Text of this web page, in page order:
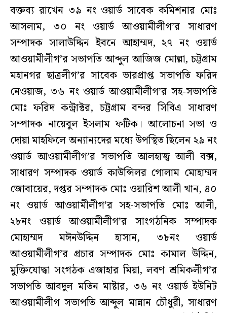
বক্তব্য রাখেন ৩৯ নং ওয়ার্ড সাবেক কমিশনার মোঃ
আসলাম, ৩০ নং ওয়ার্ড আওয়ামীলীগ’র সাধারণ
সম্পাদক সালাউদ্দিন ইবনে আহাম্মদ, ২৭ নং ওয়ার্ড
আওয়ামীলীগ’র সভাপতি আব্দুল আজিজ মোল্লা, চট্টগ্রাম
মহানগর ছাত্রলীগ’র সাবেক ভারপ্রাপ্ত সভাপতি ফরিদ
নেওয়াজ, ৩৬ নং ওয়ার্ড আওয়ামীলীগ’র সহ-সভাপতি
মোঃ ফরিদ কন্ট্রাক্টর, চট্টগ্রাম বন্দর সিবিএ সাধারণ
সম্পাদক নায়েবুল ইসলাম ফটিক। আলোচনা সভা ও
দোয়া মাহফিলে অন্যান্যদের মধ্যে উপস্থিত ছিলেন ২৯ নং
ওয়ার্ড আওয়ামীলীগ’র সভাপতি আলহাজ্ব আলী বক্স,
সাধারণ সম্পাদক ওয়ার্ড কাউন্সিলর গোলাম মোহাম্মদ
জোবায়ের, দপ্তর সম্পাদক মোঃ ওয়ারিশ আলী খান, ৪০
নং ওয়ার্ড আওয়ামীলীগ’র সহ-সভাপতি মোঃ আলী,
২৮নং ওয়ার্ড আওয়ামীলীগ’র সাংগঠনিক সম্পাদক
মোহাম্মদ মঈনউদ্দিন হাসান, ৩৮নং ওয়ার্ড
আওয়ামীলীগ’র প্রচার সম্পাদক মোঃ কামাল উদ্দিন,
মুক্তিযোদ্ধা সংগঠক এজাহার মিয়া, লবণ শ্রমিকলীগ’র
সভাপতি আবদুল মতিন মাষ্টার, ৩৬ নং ওয়ার্ড ইউনিট
আওয়ামীলীগ সভাপতি আব্দুল মান্নান চৌধুরী, সাধারণ